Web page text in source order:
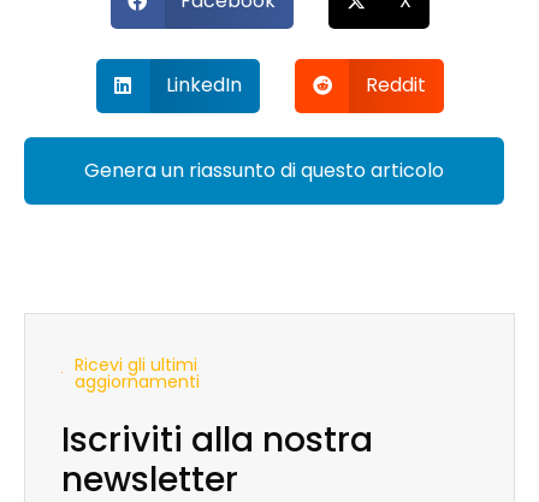
LinkedIn Reddit
Genera un riassunto di questo articolo
Ricevi gli ultimi
aggiornamenti
Iscriviti alla nostra
newsletter